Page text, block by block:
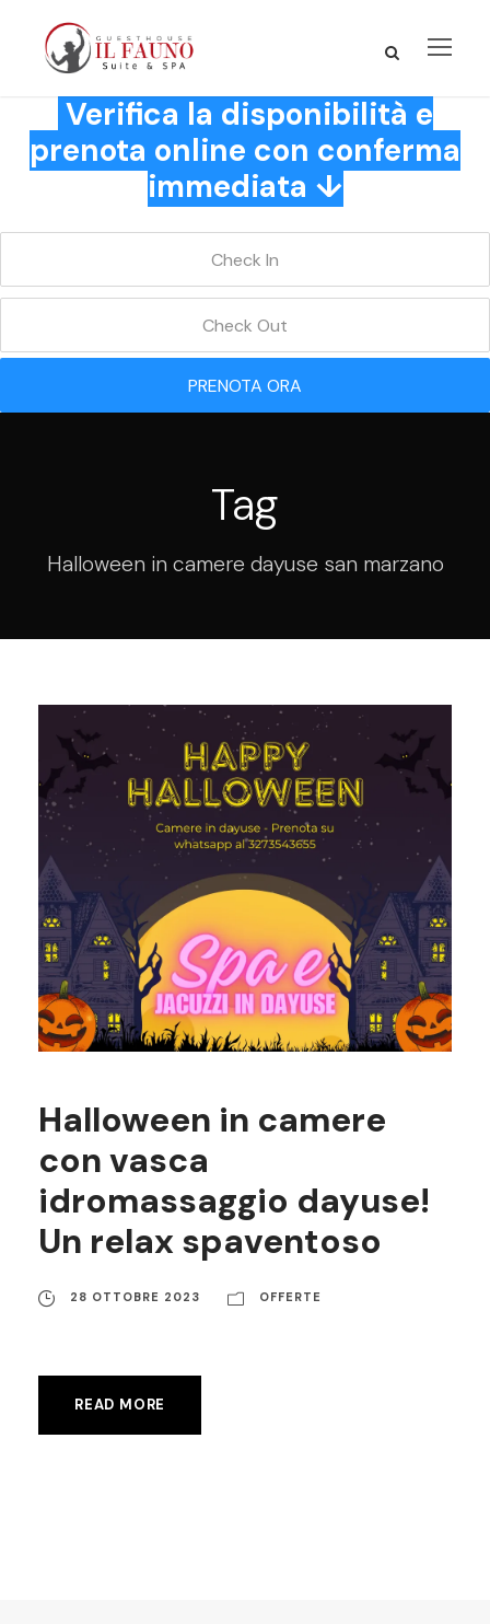
Verifica la disponibilità e
prenota online con conferma
immediata ↓
PRENOTA ORA
Tag
Halloween in camere dayuse san marzano
Halloween in camere
con vasca
idromassaggio dayuse!
Un relax spaventoso
28 OTTOBRE 2023 OFFERTE
READ MORE